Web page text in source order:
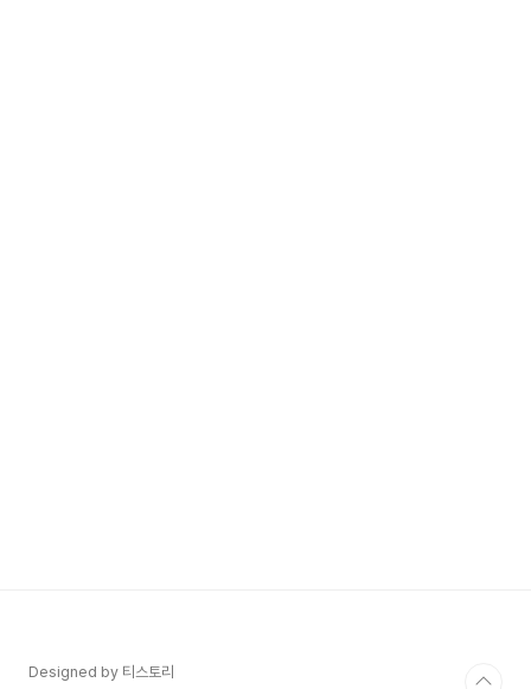
Designed by 티스토리